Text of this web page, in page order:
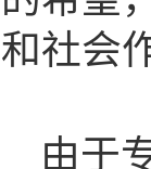
和社会
由于